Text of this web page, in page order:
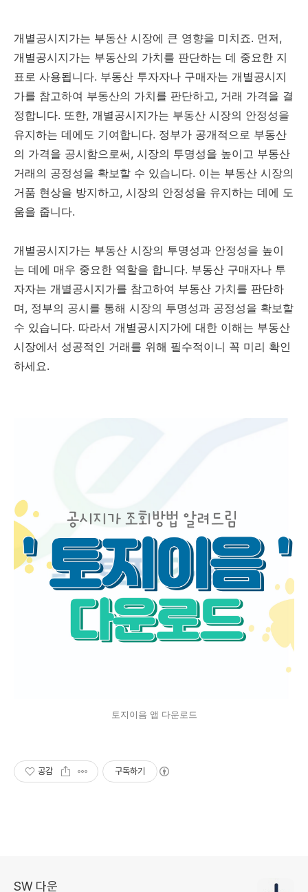
개별공시지가는 부동산 시장에 큰 영향을 미치죠. 먼저,
개별공시지가는 부동산의 가치를 판단하는 데 중요한 지
표로 사용됩니다. 부동산 투자자나 구매자는 개별공시지
가를 참고하여 부동산의 가치를 판단하고, 거래 가격을 결
정합니다. 또한, 개별공시지가는 부동산 시장의 안정성을
유지하는 데에도 기여합니다. 정부가 공개적으로 부동산
의 가격을 공시함으로써, 시장의 투명성을 높이고 부동산
거래의 공정성을 확보할 수 있습니다. 이는 부동산 시장의
거품 현상을 방지하고, 시장의 안정성을 유지하는 데에 도
움을 줍니다.
개별공시지가는 부동산 시장의 투명성과 안정성을 높이
는 데에 매우 중요한 역할을 합니다. 부동산 구매자나 투
자자는 개별공시지가를 참고하여 부동산 가치를 판단하
며, 정부의 공시를 통해 시장의 투명성과 공정성을 확보할
수 있습니다. 따라서 개별공시지가에 대한 이해는 부동산
시장에서 성공적인 거래를 위해 필수적이니 꼭 미리 확인
하세요.
토지이음 앱 다운로드
공감 구독하기
SW 다운